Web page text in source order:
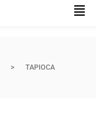
TAPIOCA